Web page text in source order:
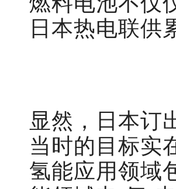
日本热电联供
显然，日本订
当时的目标实
氢能应用领域